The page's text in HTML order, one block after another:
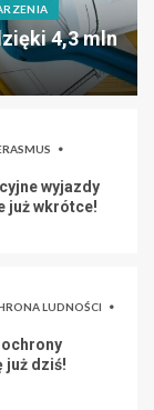
4,3 mln
wyjazdy
już wkrótce!
LUDNOŚCI
ochrony
już dziś!